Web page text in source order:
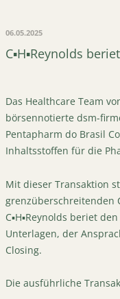
06.05.2025
C▪H▪Reynolds
Das Healthcare Team
börsennotierte dsm-
Pentapharm do Brasil
Inhaltsstoffen für die
Mit dieser Transaktion
grenzüberschreitenden
C▪H▪Reynolds beriet
Unterlagen, der
Closing.
Die ausführliche